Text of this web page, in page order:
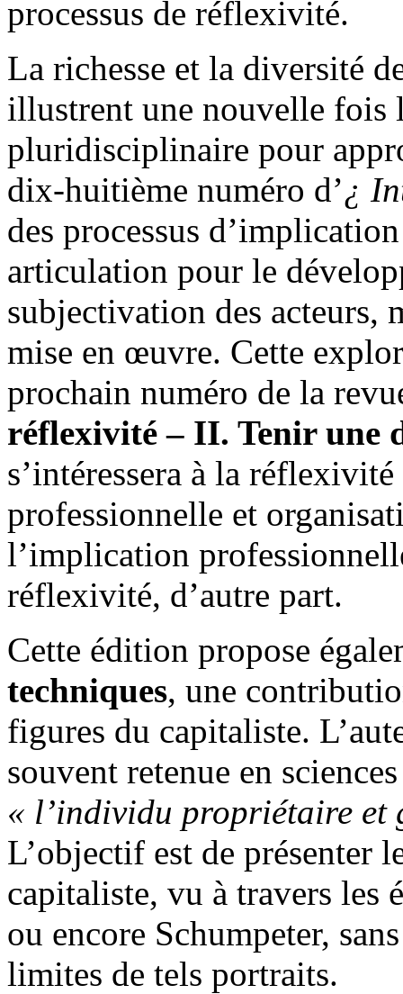
processus de réflexivité.
La richesse et la diversité
illustrent une nouvelle fois
pluridisciplinaire pour
dix-huitième numéro d’¿
des processus
articulation pour le
subjectivation des acteurs,
mise en œuvre. Cette
prochain numéro de la
réflexivité – II. Tenir une
s’intéressera à la
professionnelle et
l’implication
réflexivité, d’autre part.
Cette édition propose
techniques, une
figures du capitaliste.
souvent retenue en
« l’individu propriétaire et
L’objectif est de présenter
capitaliste, vu à travers les
ou encore Schumpeter,
limites de tels portraits.